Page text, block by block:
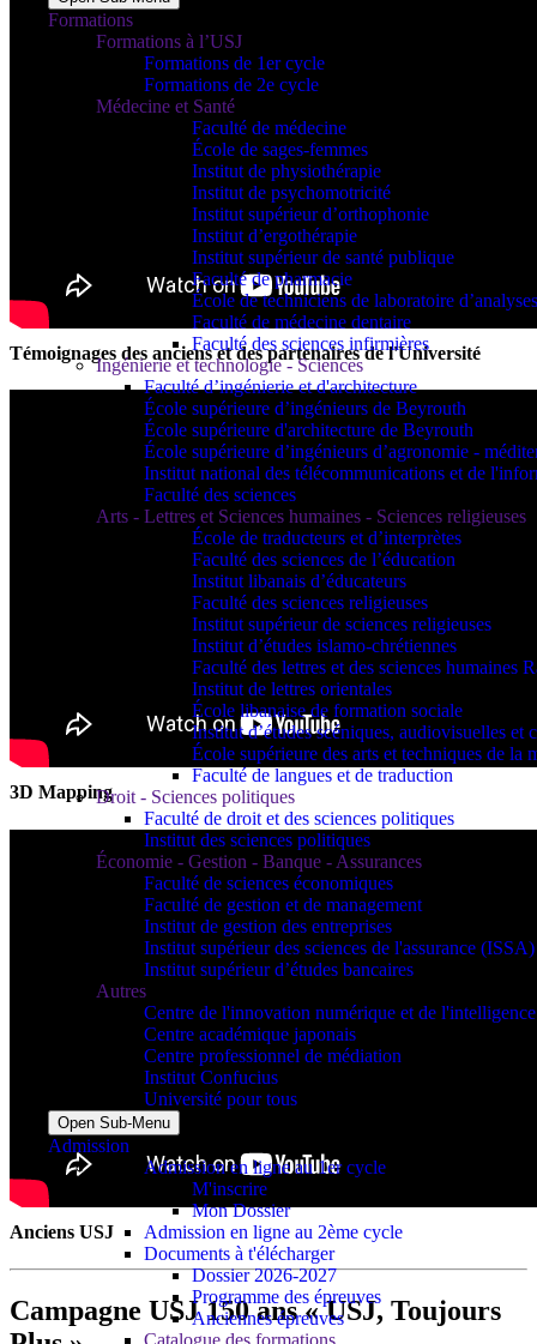
Formations
Formations à l’USJ
Formations de 1er cycle
Formations de 2e cycle
Médecine et Santé
Faculté de médecine
École de sages-femmes
Institut de physiothérapie
Institut de psychomotricité
Institut supérieur d’orthophonie
Institut d’ergothérapie
Institut supérieur de santé publique
Faculté de pharmacie
École de techniciens de laboratoire
Faculté de médecine dentaire
Faculté des sciences infirmières
Ingénierie et technologie - Sciences
Faculté d’ingénierie et d'architecture
École supérieure d’ingénieurs de Beyrouth
École supérieure d'architecture de Beyrouth
École supérieure d’ingénieurs d’agronomie -
Institut national des télécommunications et de
Faculté des sciences
Arts - Lettres et Sciences humaines - Sciences religieuses
École de traducteurs et d’interprètes
Faculté des sciences de l’éducation
Institut libanais d’éducateurs
Faculté des sciences religieuses
Institut supérieur de sciences religieuses
Institut d’études islamo-chrétiennes
Faculté des lettres et des sciences humaines
Institut de lettres orientales
École libanaise de formation sociale
Institut d’études scéniques, audiovisuelles et
École supérieure des arts et techniques de la
Faculté de langues et de traduction
Droit - Sciences politiques
Faculté de droit et des sciences politiques
Institut des sciences politiques
Économie - Gestion - Banque - Assurances
Faculté de sciences économiques
Faculté de gestion et de management
Institut de gestion des entreprises
Institut supérieur des sciences de l'assurance (ISSA)
Institut supérieur d’études bancaires
Autres
Centre de l'innovation numérique et de
Centre académique japonais
Centre professionnel de médiation
Institut Confucius
Université pour tous
Open Sub-Menu
Admission
Admission en ligne au 1er cycle
M'inscrire
Mon Dossier
Admission en ligne au 2ème cycle
Documents à t'élécharger
Dossier 2026-2027
Programme des épreuves
Anciennes épreuves
Catalogue des formations
Témoignages des anciens et des partenaires de l'Université
3D Mapping
Anciens USJ
Campagne USJ 150 ans « USJ, Toujours